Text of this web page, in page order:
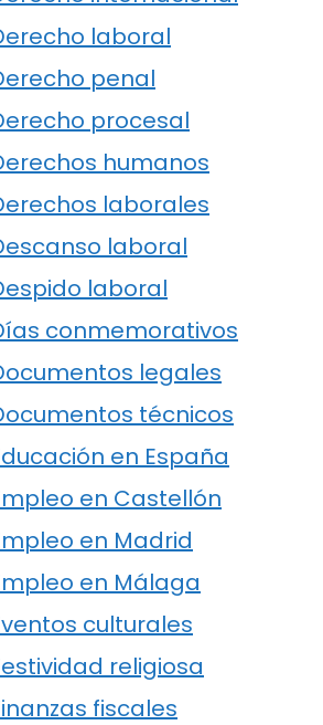
laboral
penal
procesal
humanos
laborales
laboral
laboral
conmemorativos
legales
técnicos
en España
en Castellón
en Madrid
en Málaga
culturales
religiosa
fiscales